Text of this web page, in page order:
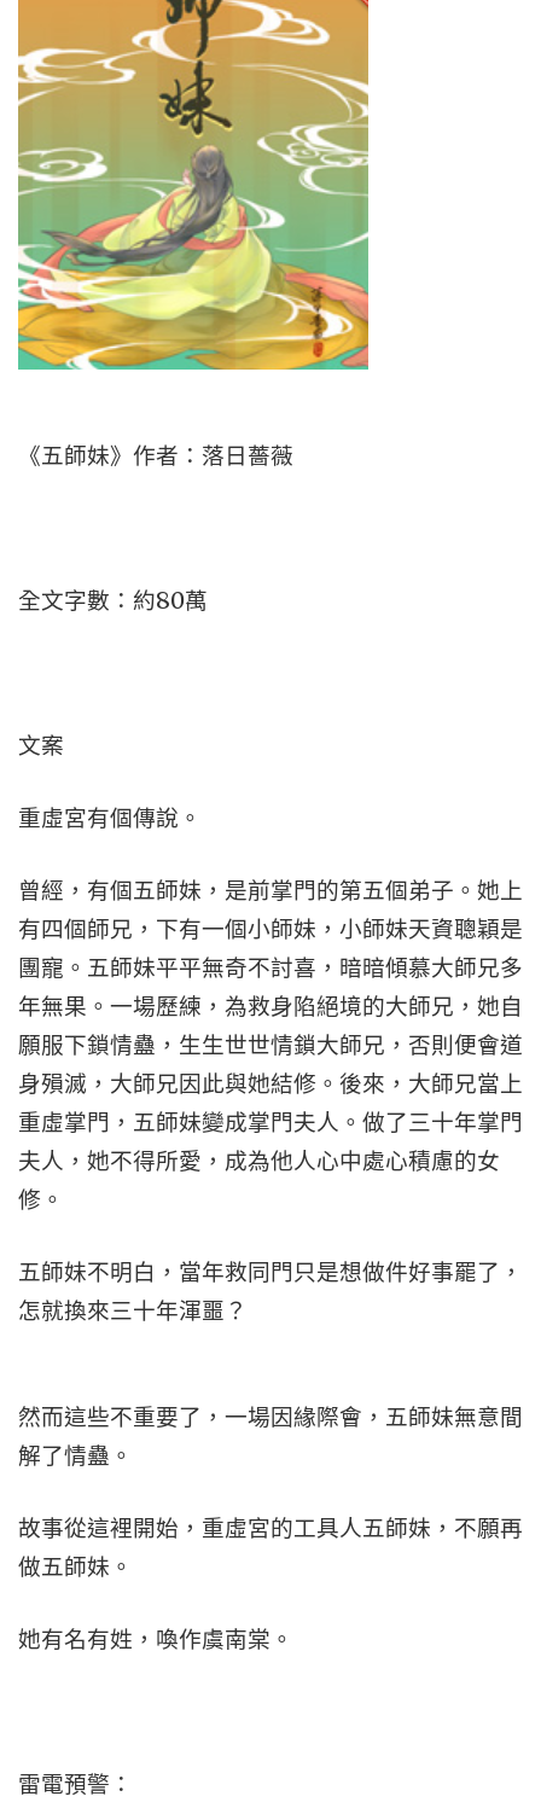
《五師妹》作者：落日薔薇
全文字數：約80萬
文案
重虛宮有個傳說。
曾經，有個五師妹，是前掌門的第五個弟子。她上
有四個師兄，下有一個小師妹，小師妹天資聰穎是
團寵。五師妹平平無奇不討喜，暗暗傾慕大師兄多
年無果。一場歷練，為救身陷絕境的大師兄，她自
願服下鎖情蠱，生生世世情鎖大師兄，否則便會道
身殞滅，大師兄因此與她結修。後來，大師兄當上
重虛掌門，五師妹變成掌門夫人。做了三十年掌門
夫人，她不得所愛，成為他人心中處心積慮的女
修。
五師妹不明白，當年救同門只是想做件好事罷了，
怎就換來三十年渾噩？
然而這些不重要了，一場因緣際會，五師妹無意間
解了情蠱。
故事從這裡開始，重虛宮的工具人五師妹，不願再
做五師妹。
她有名有姓，喚作虞南棠。
雷電預警：